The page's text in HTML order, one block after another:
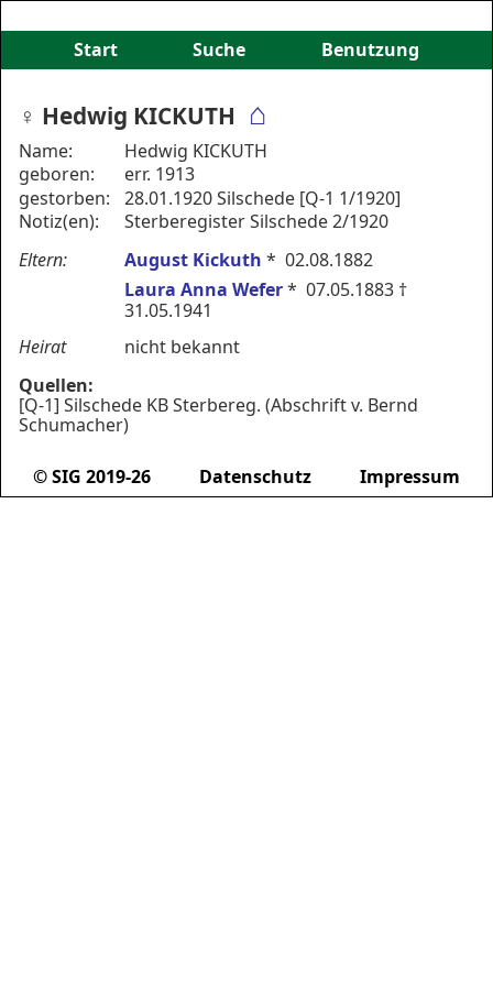
Start Suche Benutzung
♀︎ Hedwig KICKUTH ⌂
Name:
Hedwig KICKUTH
geboren:
err. 1913
gestorben:
28.01.1920 Silschede [Q-1 1/1920]
Notiz(en):
Sterberegister Silschede 2/1920
Eltern:
August Kickuth * 02.08.1882
Laura Anna Wefer* 07.05.1883 †
31.05.1941
Heirat
nicht bekannt
Quellen:
[Q-1] Silschede KB Sterbereg. (Abschrift v. Bernd
Schumacher)
© SIG 2019-26 Datenschutz Impressum